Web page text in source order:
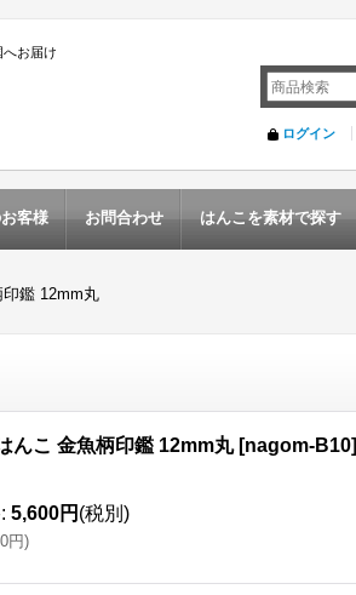
お届け
ログイン
客様 お問合わせ はんこを素材で探す
鑑 12mm丸
んこ 金魚柄印鑑 12mm丸 [nagom-B10]
: 5,600円 (税別)
円)